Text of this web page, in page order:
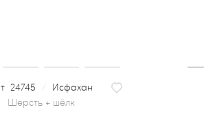
24745
Исфахан
шерсть + шёлк